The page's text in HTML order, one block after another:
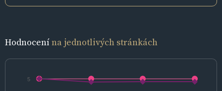
Hodnocenína jednotlivých stránkách
5